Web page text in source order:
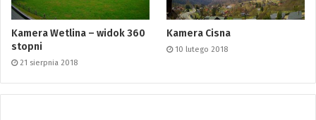
Kamera Wetlina – widok 360
stopni
21 sierpnia 2018
Kamera Cisna
10 lutego 2018